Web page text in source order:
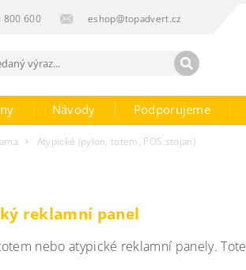
800 600 eshop@topadvert.cz
Návody Podporujeme
Atypické (pylon, totem, POS stojan)
reklamní panel
nebo atypické reklamní panely.